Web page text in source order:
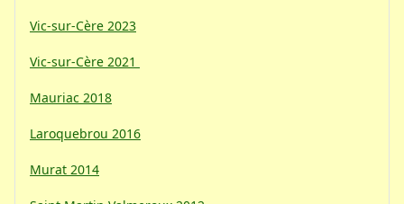
Vic-sur-Cère 2023
Vic-sur-Cère 2021
Mauriac 2018
Laroquebrou 2016
Murat 2014